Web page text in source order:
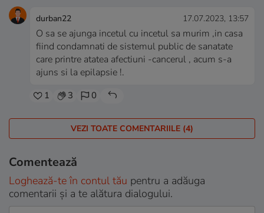
durban22 17.07.2023, 13:57
O sa se ajunga incetul cu incetul sa murim ,in casa
fiind condamnati de sistemul public de sanatate
care printre atatea afectiuni -cancerul , acum s-a
ajuns si la epilapsie !.
1 3 0
VEZI TOATE COMENTARIILE (4)
Comentează
Loghează-te în contul tău pentru a adăuga
comentarii și a te alătura dialogului.